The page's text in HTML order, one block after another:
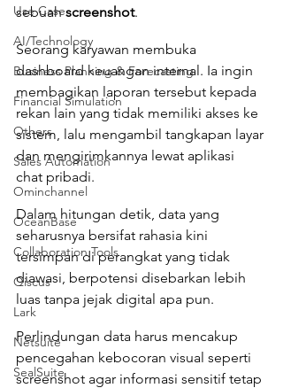
Use Case
AI/Technology
Business Planning & Forecasting
Financial Simulation
Others
Sales Automation
Ominchannel
OceanBase
Collaboration Tools
Qiscus
Lark
Netsuite
SealSuite
sebuah screenshot.
Seorang karyawan membuka
dashboard keuangan internal. Ia ingin
membagikan laporan tersebut kepada
rekan lain yang tidak memiliki akses ke
sistem, lalu mengambil tangkapan layar
dan mengirimkannya lewat aplikasi
chat pribadi.
Dalam hitungan detik, data yang
seharusnya bersifat rahasia kini
tersimpan di perangkat yang tidak
diawasi, berpotensi disebarkan lebih
luas tanpa jejak digital apa pun.
Perlindungan data harus mencakup
pencegahan kebocoran visual seperti
screenshot agar informasi sensitif tetap